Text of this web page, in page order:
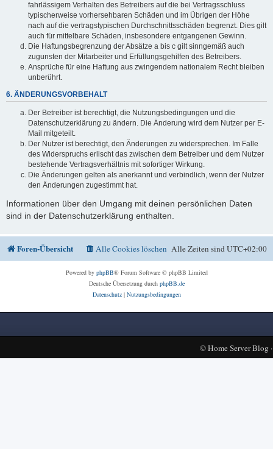
fahrlässigem Verhalten des Betreibers auf die bei Vertragsschluss
typischerweise vorhersehbaren Schäden und im Übrigen der Höhe
nach auf die vertragstypischen Durchschnittsschäden begrenzt. Dies gilt
auch für mittelbare Schäden, insbesondere entgangenen Gewinn.
Die Haftungsbegrenzung der Absätze a bis c gilt sinngemäß auch
zugunsten der Mitarbeiter und Erfüllungsgehilfen des Betreibers.
Ansprüche für eine Haftung aus zwingendem nationalem Recht bleiben
unberührt.
6. ÄNDERUNGSVORBEHALT
Der Betreiber ist berechtigt, die Nutzungsbedingungen und die
Datenschutzerklärung zu ändern. Die Änderung wird dem Nutzer per E-
Mail mitgeteilt.
Der Nutzer ist berechtigt, den Änderungen zu widersprechen. Im Falle
des Widerspruchs erlischt das zwischen dem Betreiber und dem Nutzer
bestehende Vertragsverhältnis mit sofortiger Wirkung.
Die Änderungen gelten als anerkannt und verbindlich, wenn der Nutzer
den Änderungen zugestimmt hat.
Informationen über den Umgang mit deinen persönlichen Daten
sind in der Datenschutzerklärung enthalten.
Foren-Übersicht Alle Zeiten sindUTC+02:00
Alle Cookies löschen
Powered by phpBB® Forum Software © phpBB Limited
Deutsche Übersetzung durch phpBB.de
Datenschutz| Nutzungsbedingungen
©Home Server Blog